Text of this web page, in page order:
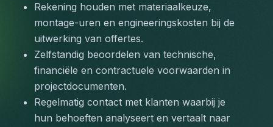
Rekening houden met materiaalkeuze,
montage-uren en engineeringskosten bij de
uitwerking van offertes.
Zelfstandig beoordelen van technische,
financiële en contractuele voorwaarden in
projectdocumenten.
Regelmatig contact met klanten waarbij je
hun behoeften analyseert en vertaalt naar